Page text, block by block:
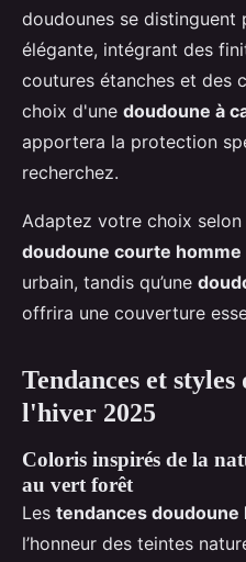
doudounes se distinguent
élégante, intégrant des
coutures étanches et des
choix d'une doudoune à
apportera la protection
recherchez.
Adaptez votre choix selon
doudoune courte homme
urbain, tandis qu’une
offrira une couverture
Tendances et
l'hiver 2025
Coloris inspirés de la
au vert forêt
Les tendances doudoune
l’honneur des teintes